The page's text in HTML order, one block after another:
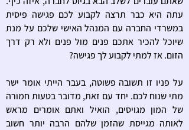
עתה היא כבר תרצה לקבוע לכם פגישה פיסית
במשרדי החברה עם המנהל האישי שלכם על מנת
שיוכל להכיר אתכם פנים מול פנים ולא רק דרך
הזום. אז למתי לקבוע לך פגישה?
על פניו זו תשובה פשוטה, בעבר הייתי אומר ישר
מתי שנוח לכם. יחד עם זאת, מדובר בטעות חמורה
של המון מגויסים, הואיל ואתם אומרים מראש
לאותה מגייסת שהזמן שלהם הרבה יותר חשוב